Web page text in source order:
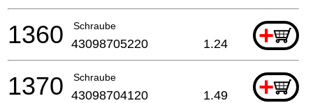
Schraube +
1360 43098705220 1.24
Schraube +
1370 43098704120 1.49